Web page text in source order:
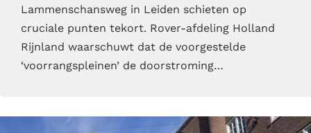
Lammenschansweg in Leiden schieten op
cruciale punten tekort. Rover-afdeling Holland
Rijnland waarschuwt dat de voorgestelde
‘voorrangspleinen’ de doorstroming…